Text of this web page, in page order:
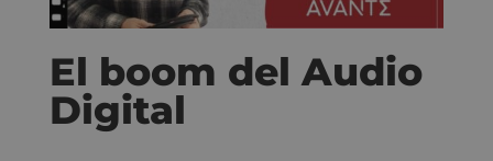
El boom del Audio
Digital